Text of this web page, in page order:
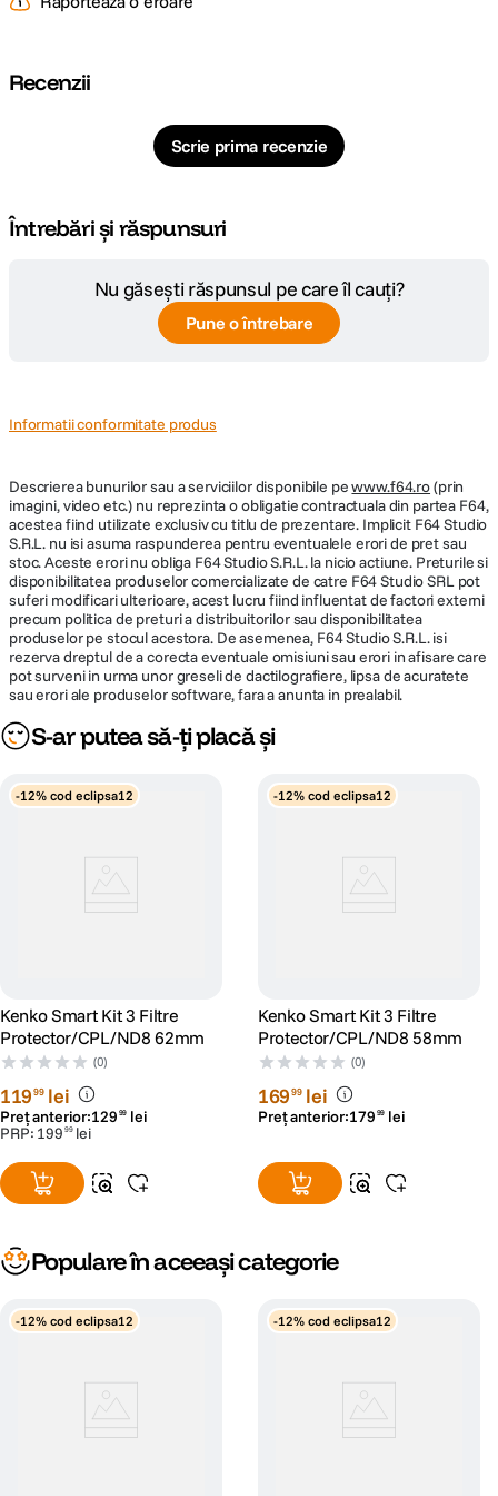
Filtrul PRO1D+ INSTANT ACTION VARIABLE NDX3-450+C-PL va permite
sa creati un efect de polarizare atunci cand doriti sa controlati reflexiile de
REALIZAREA UNOR EXPUNERI MAI LUNGI
Fara a modifica diafragma, filtrul PRO1D+ INSTANT ACTION VARIABLE
NDX3-450+C-PL ofera libertatea de a modifica viteza obturatorului in
scena poate fi realizata cu o gama larga de viteze de declansare doar prin
rotirea inelului exterior al filtrului. Problema difractiei poate fi eliminata prin
Atunci cand se utilizeaza filtrul PRO1D+ INSTANT ACTION VARIABLE
NDX3-450+C-PL cu obiective foarte rapide, viteza obturatorului poate fi
asigurata la un nivel adecvat pentru a realiza o diafragma mai mare. Prin
PREVENIREA SUPRAEXPUNERII
PRO1D+ INSTANT ACTION VARIABLE NDX3-450+C-PL PRO1D+
INSTANT ACTION VARIABLE NDX3-450+C-PL, problemele de
Recenzii
Scrie prima recenzie
Întrebări și răspunsuri
Nu găsești răspunsul pe care îl cauți?
Pune o întrebare
Informatii conformitate produs
Descrierea bunurilor sau a serviciilor disponibile pewww.f64.ro(prin
imagini, video etc.) nu reprezinta o obligatie contractuala din partea F64,
acestea fiind utilizate exclusiv cu titlu de prezentare. Implicit F64 Studio
S.R.L. nu isi asuma raspunderea pentru eventualele erori de pret sau
stoc. Aceste erori nu obliga F64 Studio S.R.L. la nicio actiune. Preturile si
disponibilitatea produselor comercializate de catre F64 Studio SRL pot
suferi modificari ulterioare, acest lucru fiind influentat de factori externi
precum politica de preturi a distribuitorilor sau disponibilitatea
produselor pe stocul acestora. De asemenea, F64 Studio S.R.L. isi
rezerva dreptul de a corecta eventuale omisiuni sau erori in afisare care
pot surveni in urma unor greseli de dactilografiere, lipsa de acuratete
sau erori ale produselor software, fara a anunta in prealabil.
S-ar putea să-ți placă și
-12% cod eclipsa12
Kenko Smart Kit 3 Filtre
Protector/CPL/ND8 62mm
(0)
11999 lei
Preț anterior:129 99 lei
PRP: 199 99 lei
-12% cod eclipsa12
Kenko Smart Kit 3 Filtre
Protector/CPL/ND8 58mm
(0)
16999 lei
Preț anterior:179 99 lei
Populare în aceeași categorie
-12% cod eclipsa12 -12% cod eclipsa12